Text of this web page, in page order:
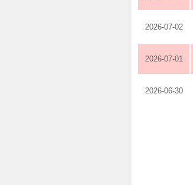
2026-07-02
2026-07-01
2026-06-30